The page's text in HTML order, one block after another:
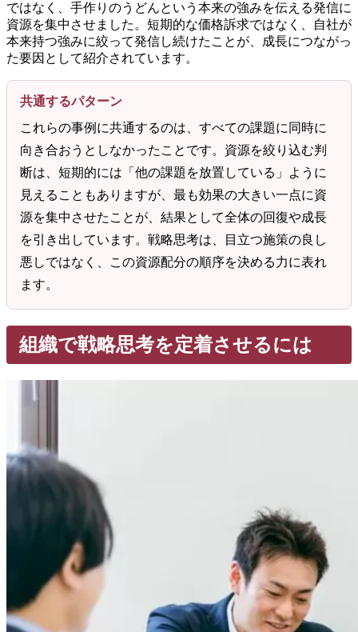
ではなく、手作りのうどんという本来の強みを伝える発信に
資源を集中させました。短期的な価格訴求ではなく、自社が
本来持つ強みに絞って発信し続けたことが、成長につながっ
た要因として紹介されています。
共通するパターン
これらの事例に共通するのは、すべての課題に同時に
向き合おうとしなかったことです。資源を絞り込む判
断は、短期的には「他の課題を放置している」ように
見えることもありますが、最も効果の大きい一点に資
源を集中させたことが、結果として全体の回復や成長
を引き出しています。戦略思考は、目立つ施策の良し
悪しではなく、この資源配分の順序を決める力に表れ
ます。
組織で戦略思考を定着させるには